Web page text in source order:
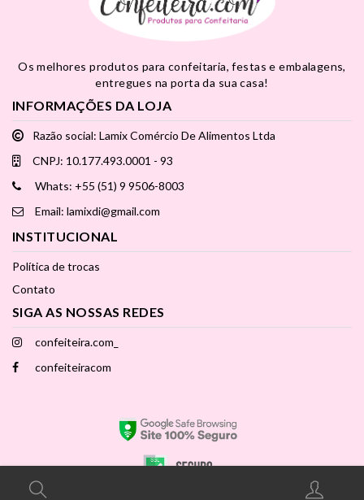
Os melhores produtos para confeitaria, festas e embalagens,
entregues na porta da sua casa!
INFORMAÇÕES DA LOJA
Razão social: Lamix Comércio De Alimentos Ltda
CNPJ: 10.177.493.0001 - 93
Whats: +55 (51) 9 9506-8003
Email: lamixdi@gmail.com
INSTITUCIONAL
Política de trocas
Contato
SIGA AS NOSSAS REDES
confeiteira.com_
confeiteiracom